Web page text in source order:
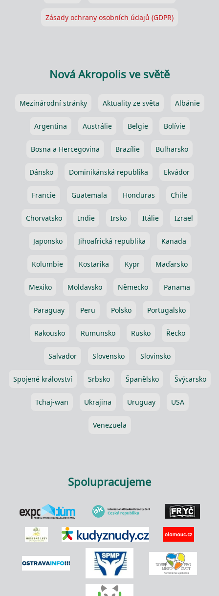
Zásady ochrany osobních údajů (GDPR)
Nová Akropolis ve světě
Mezinárodní stránky Aktuality ze světa Albánie
Argentina Austrálie Belgie Bolívie
Bosna a Hercegovina Brazílie Bulharsko
Dánsko Dominikánská republika Ekvádor
Francie Guatemala Honduras Chile
Chorvatsko Indie Irsko Itálie Izrael
Japonsko Jihoafrická republika Kanada
Kolumbie Kostarika Kypr Maďarsko
Mexiko Moldavsko Německo Panama
Paraguay Peru Polsko Portugalsko
Rakousko Rumunsko Rusko Řecko
Salvador Slovensko Slovinsko
Spojené království Srbsko Španělsko Švýcarsko
Tchaj-wan Ukrajina Uruguay USA
Venezuela
Spolupracujeme